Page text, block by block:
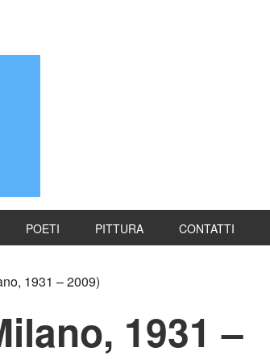
POETI PITTURA CONTATTI
1931 – 2009)
1931 –